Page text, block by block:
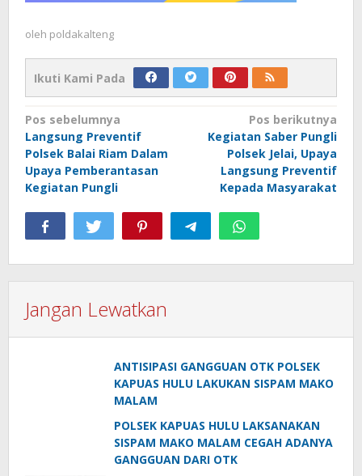
oleh poldakalteng
Ikuti Kami Pada
Navigasi
pos
Pos sebelumnya
Langsung Preventif
Polsek Balai Riam Dalam
Upaya Pemberantasan
Kegiatan Pungli
Pos berikutnya
Kegiatan Saber Pungli
Polsek Jelai, Upaya
Langsung Preventif
Kepada Masyarakat
Jangan Lewatkan
ANTISIPASI GANGGUAN OTK POLSEK
KAPUAS HULU LAKUKAN SISPAM MAKO
MALAM
POLSEK KAPUAS HULU LAKSANAKAN
SISPAM MAKO MALAM CEGAH ADANYA
GANGGUAN DARI OTK